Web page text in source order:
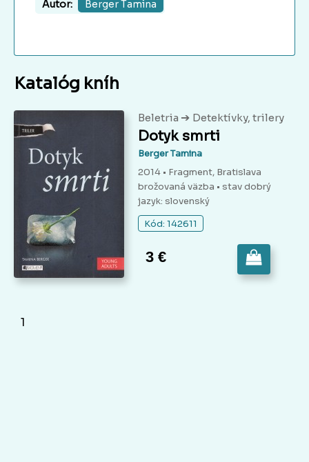
Autor: Berger Tamina
Katalóg kníh
Beletria ➔ Detektívky, trilery
Dotyk smrti
Berger Tamina
2014 • Fragment, Bratislava
brožovaná väzba • stav dobrý
jazyk: slovenský
Kód: 142611
3 €
1